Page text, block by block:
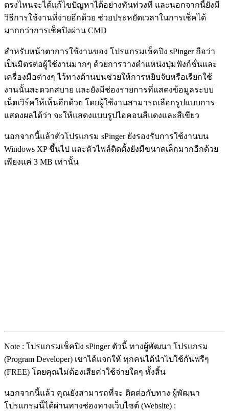
ตรงไหนจะได้แก้ไขปัญหาได้อย่างทันท่วงที และนอกจากนี้ยังมี
วิธีการใช้งานที่ง่ายอีกด้วย ช่วยประหยัดเวลาในการเช็คได้
มากกว่าการเช็คปิงผ่าน CMD
สำหรับหน้าตาการใช้งานของ โปรแกรมเช็คปิง sPinger ถือว่า
เป็นมิตรต่อผู้ใช้งานมากๆ ด้วยการวางตำแหน่งปุ่มฟังก์ชั่นและ
เครื่องมือต่างๆ ไว้ทางด้านบนช่วยให้การหยิบจับหรือเรียกใช้
งานนั้นสะดวกสบาย และยังมีช่องรายการที่แสดงข้อมูลระบบ
เน็ตเวิร์คให้เห็นอีกด้วย โดยผู้ใช้งานสามารถเลือกรูปแบบการ
แสดงผลได้ว่า จะให้แสดงแบบรูปไอคอนสีแดงและสีเขียว
นอกจากนี้แล้วตัวโปรแกรม sPinger ยังรองรับการใช้งานบน
Windows XP ขึ้นไป และตัวไฟล์ติดตั้งยังมีขนาดเล็กมากอีกด้วย
เพียงแค่ 3 MB เท่านั้น
Note : โปรแกรมเช็คปิง sPinger ตัวนี้ ทางผู้พัฒนา โปรแกรม
(Program Developer) เขาได้แจกให้ ทุกคนได้นำไปใช้กันฟรีๆ
(FREE) โดยคุณไม่ต้องเสียค่าใช้จ่ายใดๆ ทั้งสิ้น
นอกจากนี้แล้ว คุณยังสามารถที่จะ ติดต่อกับทาง ผู้พัฒนา
โปรแกรมนี้ได้ผ่านทางช่องทางเว็บไซต์ (Website) :